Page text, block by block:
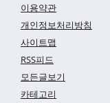
이용약관
개인정보처리방침
사이트맵
RSS피드
모든글보기
카테고리